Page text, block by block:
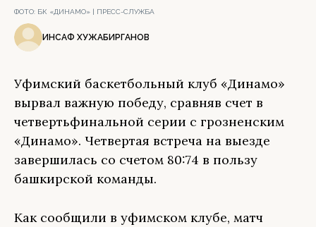
ФОТО: БК «ДИНАМО» | ПРЕСС-СЛУЖБА
ИНСАФ ХУЖАБИРГАНОВ
Уфимский баскетбольный клуб «Динамо»
вырвал важную победу, сравняв счет в
четвертьфинальной серии с грозненским
«Динамо». Четвертая встреча на выезде
завершилась со счетом 80:74 в пользу
башкирской команды.
Как сообщили в уфимском клубе, матч